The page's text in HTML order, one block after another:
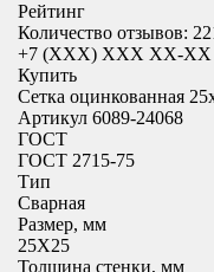
Рейтинг
Количество отзывов:
+7 (XXX) ХХХ ХХ-ХХ
Купить
Сетка оцинкованная
Артикул 6089-24068
ГОСТ
ГОСТ 2715-75
Тип
Сварная
Размер, мм
25X25
Толщина стенки, мм